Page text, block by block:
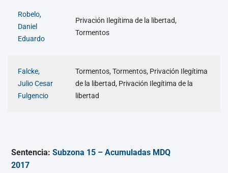
Robelo,
Daniel
Eduardo
Privación Ilegítima de la libertad,
Tormentos
Falcke,
Julio Cesar
Fulgencio
Tormentos, Tormentos, Privación Ilegítima
de la libertad, Privación Ilegítima de la
libertad
Sentencia:Subzona 15 – Acumuladas MDQ
2017